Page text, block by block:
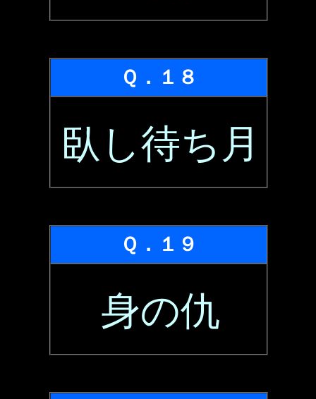
Ｑ．１８
臥し待ち月
Ｑ．１９
身の仇